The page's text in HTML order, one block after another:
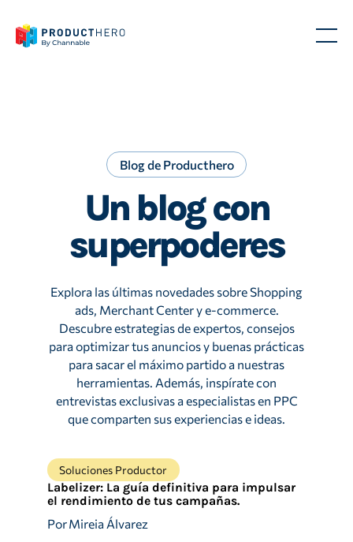
Blog de Producthero
Un blog con
superpoderes
Explora las últimas novedades sobre Shopping
ads, Merchant Center y e-commerce.
Descubre estrategias de expertos, consejos
para optimizar tus anuncios y buenas prácticas
para sacar el máximo partido a nuestras
herramientas. Además, inspírate con
entrevistas exclusivas a especialistas en PPC
que comparten sus experiencias e ideas.
Soluciones Productor
Labelizer: La guía definitiva para impulsar
el rendimiento de tus campañas.
PorMireia Álvarez